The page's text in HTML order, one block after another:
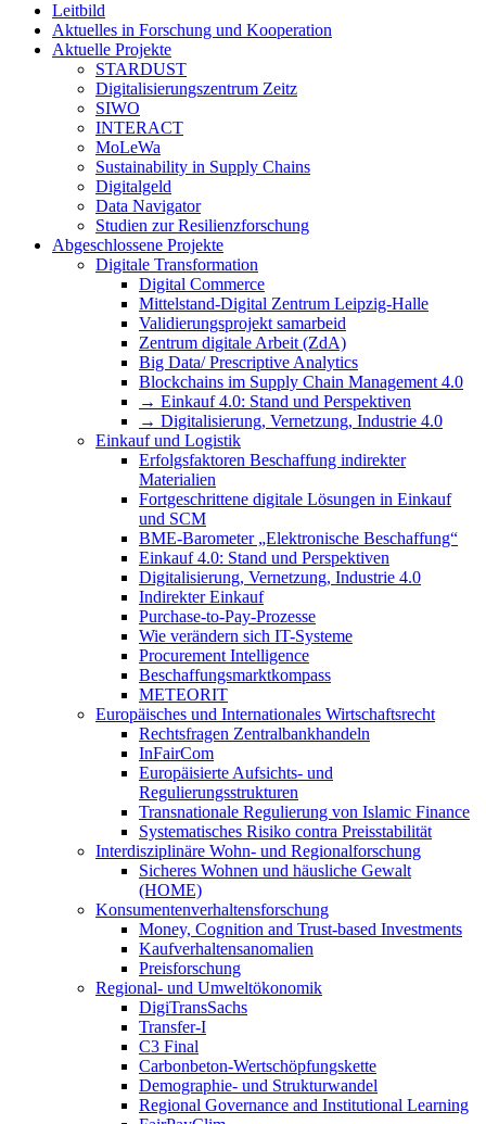
Leitbild
Aktuelles in Forschung und Kooperation
Aktuelle Projekte
STARDUST
Digitalisierungszentrum Zeitz
SIWO
INTERACT
MoLeWa
Sustainability in Supply Chains
Digitalgeld
Data Navigator
Studien zur Resilienzforschung
Abgeschlossene Projekte
Digitale Transformation
Digital Commerce
Mittelstand-Digital Zentrum Leipzig-Halle
Validierungsprojekt samarbeid
Zentrum digitale Arbeit (ZdA)
Big Data/ Prescriptive Analytics
Blockchains im Supply Chain Management 4.0
→ Einkauf 4.0: Stand und Perspektiven
→ Digitalisierung, Vernetzung, Industrie 4.0
Einkauf und Logistik
Erfolgsfaktoren Beschaffung indirekter
Materialien
Fortgeschrittene digitale Lösungen in Einkauf
und SCM
BME-Barometer „Elektronische Beschaffung“
Einkauf 4.0: Stand und Perspektiven
Digitalisierung, Vernetzung, Industrie 4.0
Indirekter Einkauf
Purchase-to-Pay-Prozesse
Wie verändern sich IT-Systeme
Procurement Intelligence
Beschaffungsmarktkompass
METEORIT
Europäisches und Internationales Wirtschaftsrecht
Rechtsfragen Zentralbankhandeln
InFairCom
Europäisierte Aufsichts- und
Regulierungsstrukturen
Transnationale Regulierung von Islamic Finance
Systematisches Risiko contra Preisstabilität
Interdisziplinäre Wohn- und Regionalforschung
Sicheres Wohnen und häusliche Gewalt
(HOME)
Konsumenten­verhaltens­forschung
Money, Cognition and Trust-based Investments
Kaufverhaltensanomalien
Preisforschung
Regional- und Umweltökonomik
DigiTransSachs
Transfer-I
C3 Final
Carbonbeton-Wertschöpfungskette
Demographie- und Strukturwandel
Regional Governance and Institutional Learning